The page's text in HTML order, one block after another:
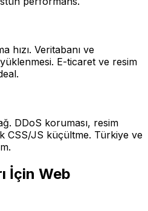
hızı. Veritabanı ve
E-ticaret ve resim
DDoS koruması, resim
CSS/JS küçültme. Türkiye ve
İçin Web